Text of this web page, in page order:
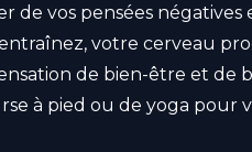
de vos pensées
votre cerveau
de bien-être et de
à pied ou de yoga pour